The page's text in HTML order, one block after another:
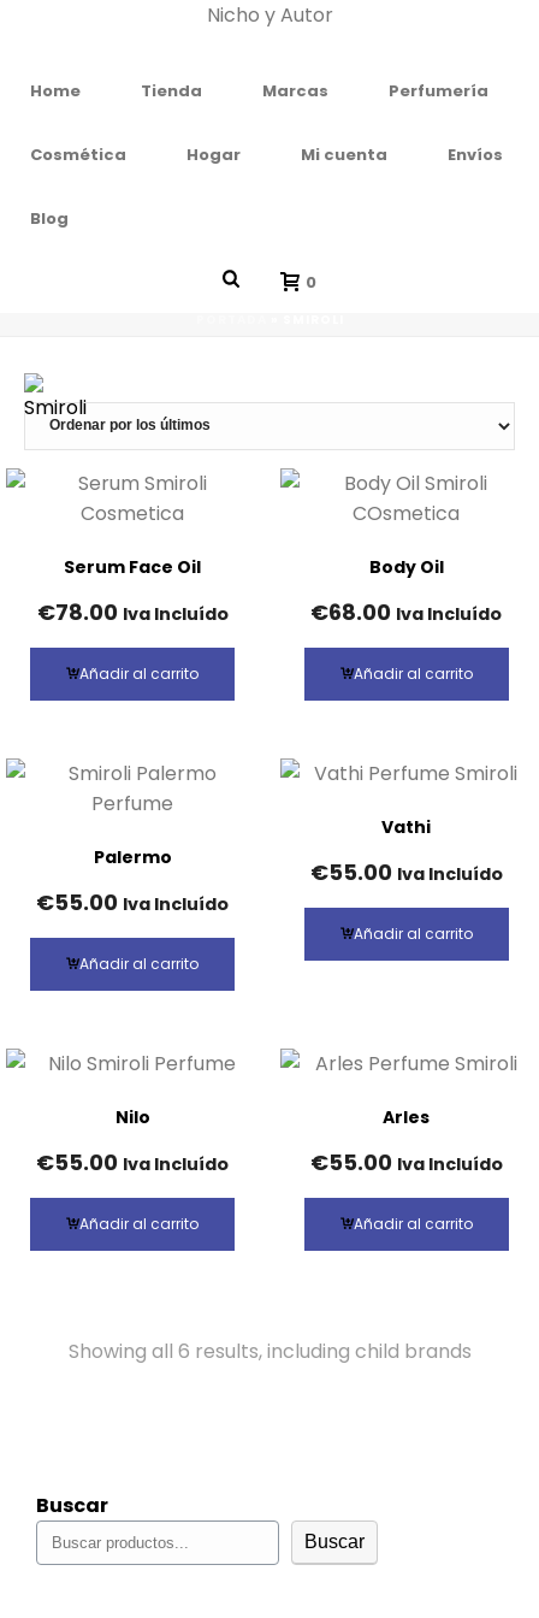
Home Tienda Marcas Perfumería
Cosmética Hogar Mi cuenta Envíos
Blog
0
Serum Face Oil
€78.00 Iva Incluído
Añadir al carrito
Body Oil
€68.00 Iva Incluído
Añadir al carrito
Palermo
€55.00 Iva Incluído
Añadir al carrito
Vathi
€55.00 Iva Incluído
Añadir al carrito
Nilo
€55.00 Iva Incluído
Añadir al carrito
Arles
€55.00 Iva Incluído
Añadir al carrito
Showing all 6 results, including child brands
Buscar
Buscar